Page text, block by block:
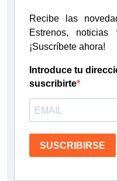
Recibe las
Estrenos,
¡Suscríbete ahora!
Introduce tu
suscribirte
SUSCRIBIRSE